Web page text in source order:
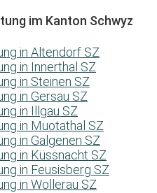
im Kanton Schwyz
in Altendorf SZ
in Innerthal SZ
in Steinen SZ
in Gersau SZ
in Illgau SZ
in Muotathal SZ
in Galgenen SZ
in Küssnacht SZ
in Feusisberg SZ
in Wollerau SZ